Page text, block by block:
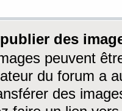
des
peuvent
du forum a
des